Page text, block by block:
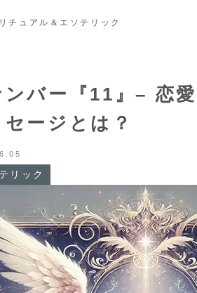
チュアル＆エソテリック
バー『11』– 恋
ージとは？
リック